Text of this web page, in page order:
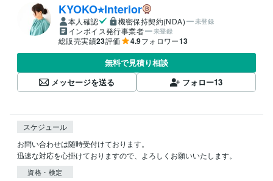
KYOKO⭐︎Interior
本人確認 機密保持契約(NDA) 未登録
インボイス発行事業者 未登録
総販売実績23評価 4.9フォロワー13
無料で見積り相談
メッセージを送る
フォロー13
スケジュール
お問い合わせは随時受付けております。
迅速な対応を心掛けておりますので、よろしくお願いいたします。
資格・検定